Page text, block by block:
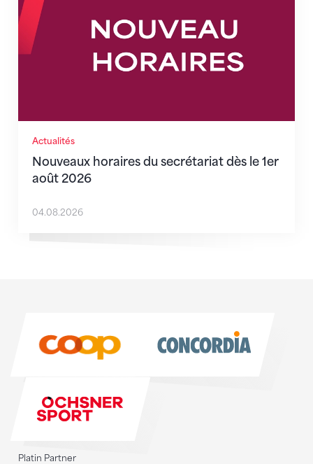
Actualités
Nouveaux horaires du secrétariat dès le 1er
août 2026
04.08.2026
Platin Partner